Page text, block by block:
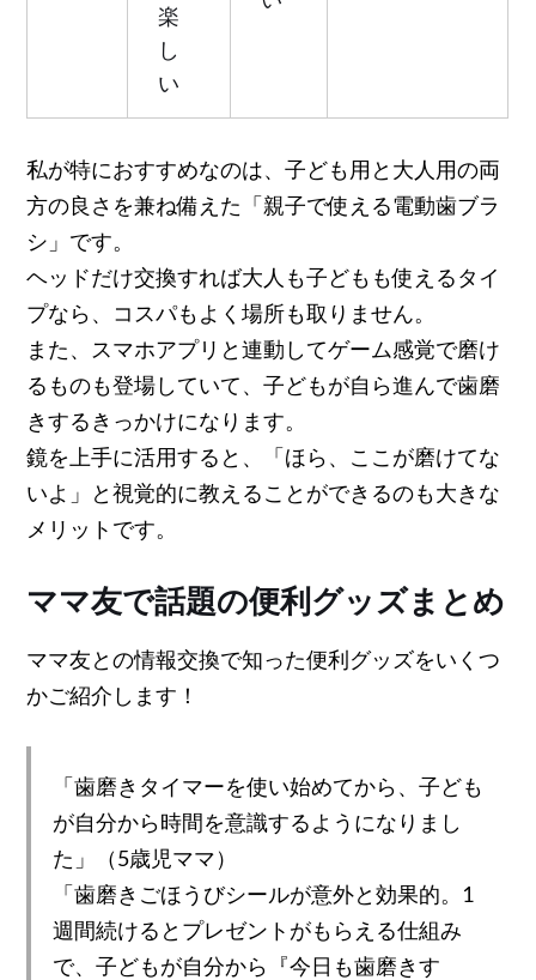
楽
し
い
私が特におすすめなのは、子ども用と大人用の両
方の良さを兼ね備えた「親子で使える電動歯ブラ
シ」です。
ヘッドだけ交換すれば大人も子どもも使えるタイ
プなら、コスパもよく場所も取りません。
また、スマホアプリと連動してゲーム感覚で磨け
るものも登場していて、子どもが自ら進んで歯磨
きするきっかけになります。
鏡を上手に活用すると、「ほら、ここが磨けてな
いよ」と視覚的に教えることができるのも大きな
メリットです。
ママ友で話題の便利グッズまとめ
ママ友との情報交換で知った便利グッズをいくつ
かご紹介します！
「歯磨きタイマーを使い始めてから、子ども
が自分から時間を意識するようになりまし
た」（5歳児ママ）
「歯磨きごほうびシールが意外と効果的。1
週間続けるとプレゼントがもらえる仕組み
で、子どもが自分から『今日も歯磨きす